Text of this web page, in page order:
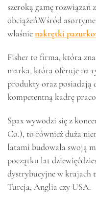
szeroką gamę
obciążeń.Wśród
właśnienakrętki
Fisher to firma, która
marka, która oferuje na
produkty oraz posiadają
kompetentną kadrę
Spax wywodzi się z
Co.), to również duża
latami budowała swoją
początku lat
dystrybucyjne w krajach
Turcja, Anglia czy USA.